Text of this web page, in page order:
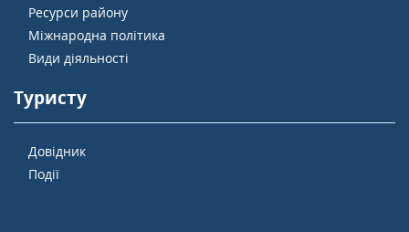
Ресурси району
Міжнародна політика
Види діяльності
Туристу
Довідник
Події